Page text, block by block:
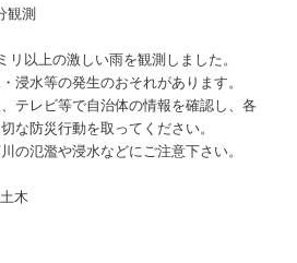
観測
以上の激しい雨を観測しました。
浸水等の発生のおそれがあります。
テレビ等で自治体の情報を確認し、各
な防災行動を取ってください。
の氾濫や浸水などにご注意下さい。
木